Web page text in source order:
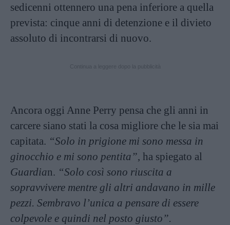
sedicenni ottennero una pena inferiore a quella
prevista: cinque anni di detenzione e il divieto
assoluto di incontrarsi di nuovo.
Ancora oggi Anne Perry pensa che gli anni in
carcere siano stati la cosa migliore che le sia mai
capitata. “Solo in prigione mi sono messa in
ginocchio e mi sono pentita”, ha spiegato al
Guardian. “Solo così sono riuscita a
sopravvivere mentre gli altri andavano in mille
pezzi. Sembravo l’unica a pensare di essere
colpevole e quindi nel posto giusto”.